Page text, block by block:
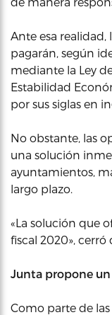
Ante esa realidad,
pagarán, según
mediante la Ley
Estabilidad
por sus siglas en
No obstante, las
una solución
ayuntamientos,
largo plazo.
«La solución que
fiscal 2020», cerró
Junta propone
Como parte de